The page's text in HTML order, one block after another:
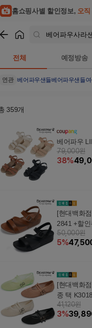
홈쇼핑사별 할인정보, 오
전체 예정방송
연관 베어파우샌들베어파우샌들
359개
베어파우
79,000원
38%
[현대백화
2841 +할
50,000원
5%
[현대백화
종 택
41,120원
3%